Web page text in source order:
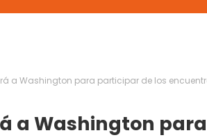
a Washington para participar de los
a Washington para